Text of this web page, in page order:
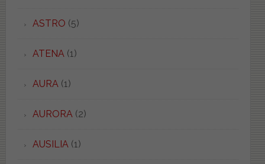
ASTRO (5)
ATENA (1)
AURA (1)
AURORA (2)
AUSILIA (1)